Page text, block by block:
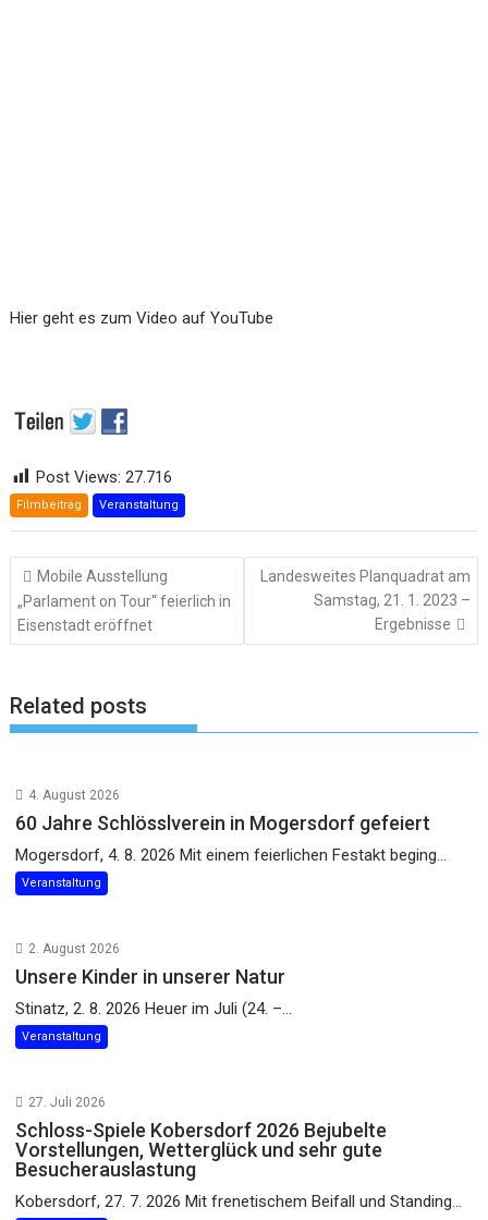
Hier geht es zum Video auf YouTube
Post Views: 27.716
Filmbeitrag Veranstaltung
Beitragsnavigation
Mobile Ausstellung
„Parlament on Tour“ feierlich in
Eisenstadt eröffnet
Landesweites Planquadrat am
Samstag, 21. 1. 2023 –
Ergebnisse
Related posts
4. August 2026
60 Jahre Schlösslverein in Mogersdorf gefeiert
Mogersdorf, 4. 8. 2026 Mit einem feierlichen Festakt beging...
Veranstaltung
2. August 2026
Unsere Kinder in unserer Natur
Stinatz, 2. 8. 2026 Heuer im Juli (24. –...
Veranstaltung
27. Juli 2026
Schloss-Spiele Kobersdorf 2026 Bejubelte
Vorstellungen, Wetterglück und sehr gute
Besucherauslastung
Kobersdorf, 27. 7. 2026 Mit frenetischem Beifall und Standing...